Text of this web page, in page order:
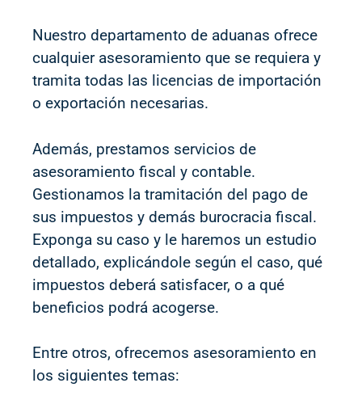
Nuestro departamento de aduanas ofrece
cualquier asesoramiento que se requiera y
tramita todas las licencias de importación
o exportación necesarias.
Además, prestamos servicios de
asesoramiento fiscal y contable.
Gestionamos la tramitación del pago de
sus impuestos y demás burocracia fiscal.
Exponga su caso y le haremos un estudio
detallado, explicándole según el caso, qué
impuestos deberá satisfacer, o a qué
beneficios podrá acogerse.
Entre otros, ofrecemos asesoramiento en
los siguientes temas: